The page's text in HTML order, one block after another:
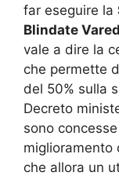
far eseguire la
Blindate
vale a dire la
che permette
del 50% sulla
Decreto
sono
miglioramento
che allora un